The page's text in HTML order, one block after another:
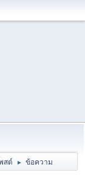
สต์ ► ข้อความ